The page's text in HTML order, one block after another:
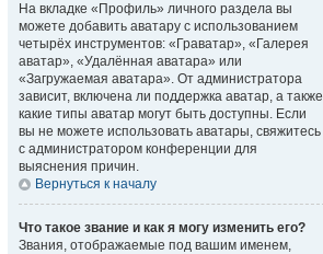
На вкладке «Профиль» личного раздела вы
можете добавить аватару с использованием
четырёх инструментов: «Граватар», «Галерея
аватар», «Удалённая аватара» или
«Загружаемая аватара». От администратора
зависит, включена ли поддержка аватар, а также
какие типы аватар могут быть доступны. Если
вы не можете использовать аватары, свяжитесь
с администратором конференции для
выяснения причин.
Вернуться к началу
Что такое звание и как я могу изменить его?
Звания, отображаемые под вашим именем,